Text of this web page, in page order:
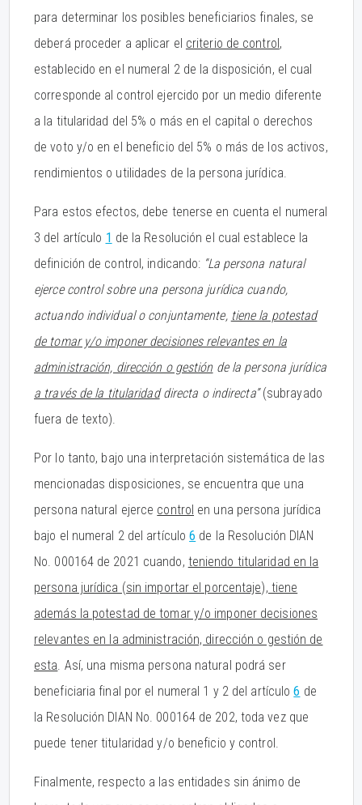
para determinar los posibles beneficiarios finales, se
deberá proceder a aplicar el criterio de control,
establecido en el numeral 2 de la disposición, el cual
corresponde al control ejercido por un medio diferente
a la titularidad del 5% o más en el capital o derechos
de voto y/o en el beneficio del 5% o más de los activos,
rendimientos o utilidades de la persona jurídica.
Para estos efectos, debe tenerse en cuenta el numeral
3 del artículo 1 de la Resolución el cual establece la
definición de control, indicando: “La persona natural
ejerce control sobre una persona jurídica cuando,
actuando individual o conjuntamente, tiene la potestad
de tomar y/o imponer decisiones relevantes en la
administración, dirección o gestión de la persona jurídica
a través de la titularidaddirecta o indirecta”(subrayado
fuera de texto).
Por lo tanto, bajo una interpretación sistemática de las
mencionadas disposiciones, se encuentra que una
persona natural ejerce control en una persona jurídica
bajo el numeral 2 del artículo6 de la Resolución DIAN
No. 000164 de 2021 cuando, teniendo titularidad en la
persona jurídica (sin importar el porcentaje), tiene
además la potestad de tomar y/o imponer decisiones
relevantes en la administración, dirección o gestión de
esta. Así, una misma persona natural podrá ser
beneficiaria final por el numeral 1 y 2 del artículo6 de
la Resolución DIAN No. 000164 de 202, toda vez que
puede tener titularidad y/o beneficio y control.
Finalmente, respecto a las entidades sin ánimo de